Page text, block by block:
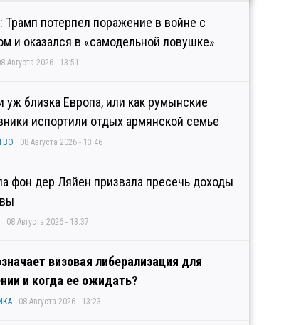
Трамп потерпел поражение в войне с
и оказался в «самодельной ловушке»
Августа 2026 - 13:51
уж близка Европа, или как румынские
испортили отдых армянской семье
08 Августа 2026 - 13:46
фон дер Ляйен призвала пресечь доходы
08 Августа 2026 - 13:37
визовая либерализация для
и когда ее ожидать?
08 Августа 2026 - 13:23